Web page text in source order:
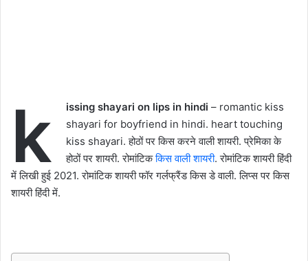
k issing shayari on lips in hindi – romantic kiss
shayari for boyfriend in hindi. heart touching
kiss shayari. होठों पर किस करने वाली शायरी. प्रेमिका के
होठों पर शायरी. रोमांटिककिस वाली शायरी. रोमांटिक शायरी हिंदी
में लिखी हुई 2021. रोमांटिक शायरी फॉर गर्लफ्रैंड किस डे वाली. लिप्स पर किस
शायरी हिंदी में.